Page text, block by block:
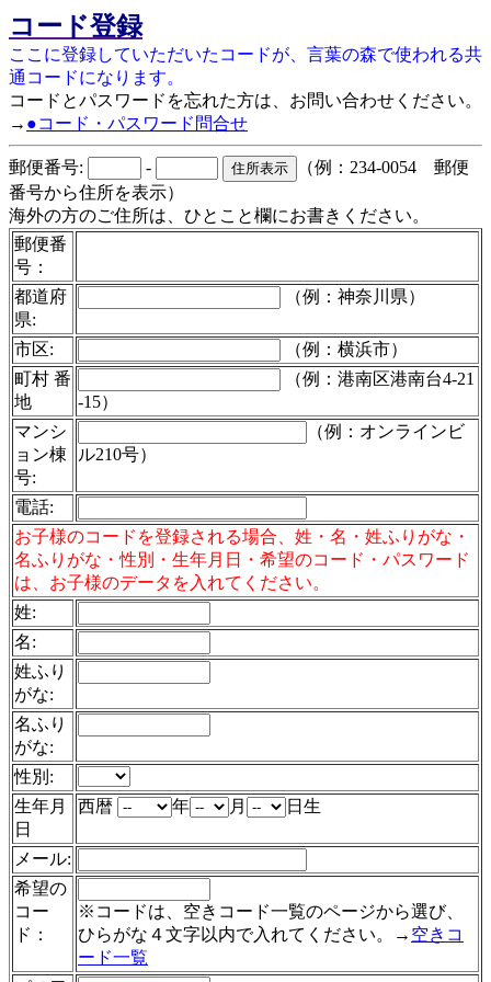
コード登録
ここに登録していただいたコードが、言葉の森で使われる共
通コードになります。
コードとパスワードを忘れた方は、お問い合わせください。
→ ●コード・パスワード問合せ
郵便番号: -
（例：234-0054 郵便
番号から住所を表示）
海外の方のご住所は、ひとこと欄にお書きください。
郵便番
号：
都道府
県:
（例：神奈川県）
市区:
（例：横浜市）
町村 番
地
（例：港南区港南台4-21
-15）
マンシ
ョン棟
号:
（例：オンラインビ
ル210号）
電話:
お子様のコードを登録される場合、姓・名・姓ふりがな・
名ふりがな・性別・生年月日・希望のコード・パスワード
は、お子様のデータを入れてください。
姓:
名:
姓ふり
がな:
名ふり
がな:
性別:
生年月
日
西暦 年 月 日生
メール:
希望の
コー
ド：
※コードは、空きコード一覧のページから選び、
ひらがな４文字以内で入れてください。→ 空きコ
ード一覧